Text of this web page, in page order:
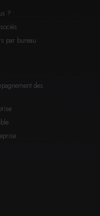
?
par bureau
des